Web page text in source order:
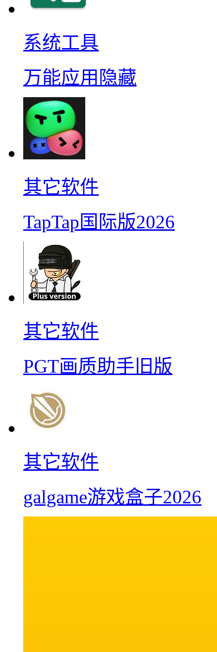
系统工具
万能应用隐藏
其它软件
TapTap国际版2026
其它软件
PGT画质助手旧版
其它软件
galgame游戏盒子2026